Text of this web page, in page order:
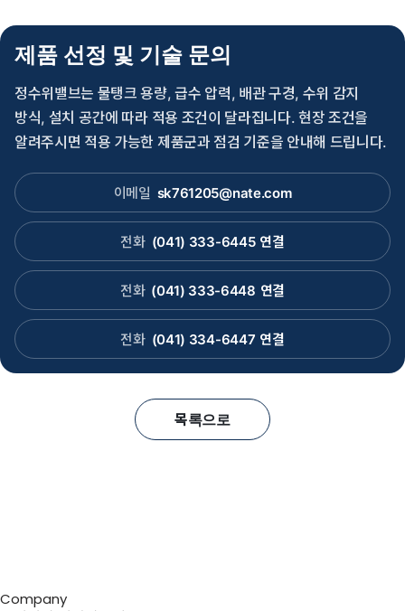
제품 선정 및 기술 문의
정수위밸브는 물탱크 용량, 급수 압력, 배관 구경, 수위 감지
방식, 설치 공간에 따라 적용 조건이 달라집니다. 현장 조건을
알려주시면 적용 가능한 제품군과 점검 기준을 안내해 드립니다.
이메일 sk761205@nate.com
전화 (041) 333-6445 연결
전화 (041) 333-6448 연결
전화 (041) 334-6447 연결
목록으로
Company